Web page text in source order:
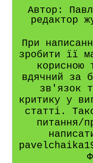
Автор:
редактор
При
зробити її
корисною
вдячний за
зв'язок
критику у
статті.
питання/